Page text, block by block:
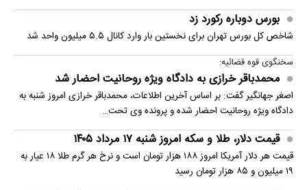
بورس دوباره رکورد زد
شاخص کل بورس تهران برای نخستین ‌بار وارد کانال ۵.۵ میلیون واحد شد
سخنگوی قوه قضائیه:
محمدباقر خرازی به دادگاه ویژه روحانیت احضار شد
اصغر جهانگیر گفت: بر اساس آخرین اطلاعات، محمدباقر خرازی امروز شنبه به
دادگاه ویژه روحانیت احضار شده و پرونده وی تحت…
قیمت دلار، طلا و سکه امروز شنبه ۱۷ مرداد ۱۴۰۵
قیمت هر دلار آمریکا امروز ۱۸۸ هزار تومان است و نرخ هر گرم طلا ۱۸ عیار به
۱۹ میلیون و ۸۵ هزار تومان رسید